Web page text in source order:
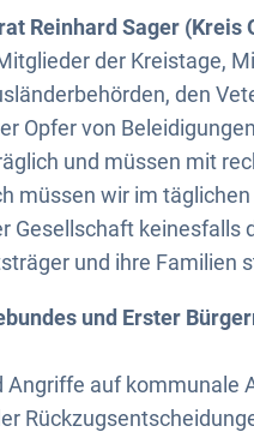
Reinhard Sager (Kreis
der Kreistage,
den
Opfer von
und müssen mit
müssen wir im
Gesellschaft keinesfalls
und ihre Familien
und Erster
Angriffe auf kommunale